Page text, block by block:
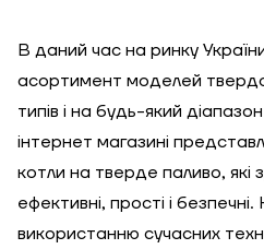
В даний час на ринку
асортимент моделей
типів і на будь-який
інтернет магазині
котли на тверде паливо, які
ефективні, прості і
використанню сучасних